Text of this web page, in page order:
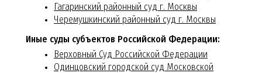
Гагаринский районный суд г. Москвы
Черемушкинский районный суд г. Москвы
Иные суды субъектов Российской Федерации:
Верховный Суд Российской Федерации
Одинцовский городской суд Московской